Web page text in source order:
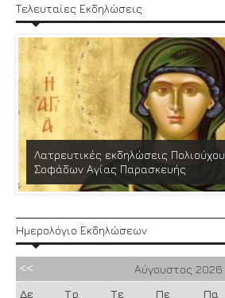
Τελευταίες Εκδηλώσεις
Λατρευτικές εκδηλώσεις Πολιούχου
Σοφάδων Αγίας Παρασκευής
Ημερολόγιο Εκδηλώσεων
Αύγουστος 2026
Δε
Τρ Τε Πε Πα